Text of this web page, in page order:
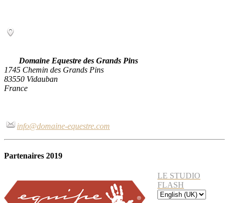
Domaine Equestre des Grands Pins
1745 Chemin des Grands Pins
83550 Vidauban
France
info@domaine-equestre.com
Partenaires 2019
LE STUDIO
FLASH